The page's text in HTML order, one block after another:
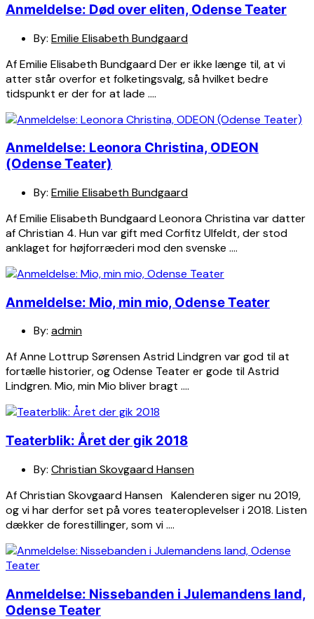
Anmeldelse: Død over eliten, Odense Teater
By: Emilie Elisabeth Bundgaard
Af Emilie Elisabeth Bundgaard Der er ikke længe til, at vi
atter står overfor et folketingsvalg, så hvilket bedre
tidspunkt er der for at lade ….
Anmeldelse: Leonora Christina, ODEON
(Odense Teater)
By: Emilie Elisabeth Bundgaard
Af Emilie Elisabeth Bundgaard Leonora Christina var datter
af Christian 4. Hun var gift med Corfitz Ulfeldt, der stod
anklaget for højforræderi mod den svenske ….
Anmeldelse: Mio, min mio, Odense Teater
By: admin
Af Anne Lottrup Sørensen Astrid Lindgren var god til at
fortælle historier, og Odense Teater er gode til Astrid
Lindgren. Mio, min Mio bliver bragt ….
Teaterblik: Året der gik 2018
By: Christian Skovgaard Hansen
Af Christian Skovgaard Hansen Kalenderen siger nu 2019,
og vi har derfor set på vores teateroplevelser i 2018. Listen
dækker de forestillinger, som vi ….
Anmeldelse: Nissebanden i Julemandens land,
Odense Teater